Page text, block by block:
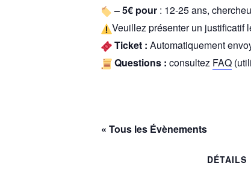
– 5€ pour : 12-25 ans,
Veuillez présenter un justificatif
Ticket : Automatiquement
Questions : consultez FAQ
DÉTAILS
« Tous les Évènements